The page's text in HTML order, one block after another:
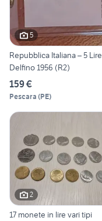
5
Repubblica Italiana – 5 Lire
Delfino 1956 (R2)
159 €
Pescara (PE)
2
17 monete in lire vari tipi